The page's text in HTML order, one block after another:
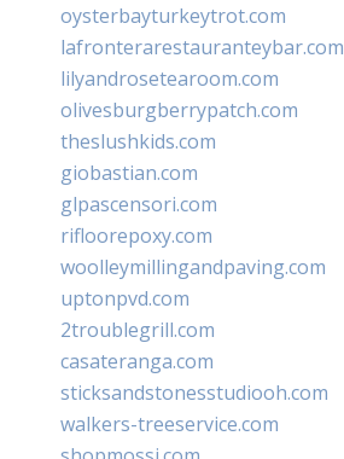
oysterbayturkeytrot.com
lafronterarestauranteybar.com
lilyandrosetearoom.com
olivesburgberrypatch.com
theslushkids.com
giobastian.com
glpascensori.com
rifloorepoxy.com
woolleymillingandpaving.com
uptonpvd.com
2troublegrill.com
casateranga.com
sticksandstonesstudiooh.com
walkers-treeservice.com